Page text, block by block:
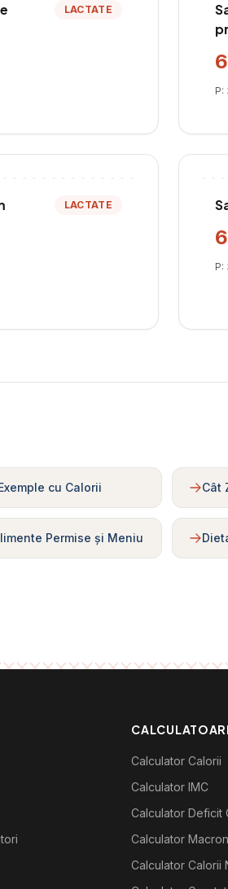
LACTATE
P:
LACTATE
P:
cu Calorii Cât
Permise și Meniu
Calculator Calorii
Calculator IMC
Calculator Deficit
Calculator
Calculator Calorii